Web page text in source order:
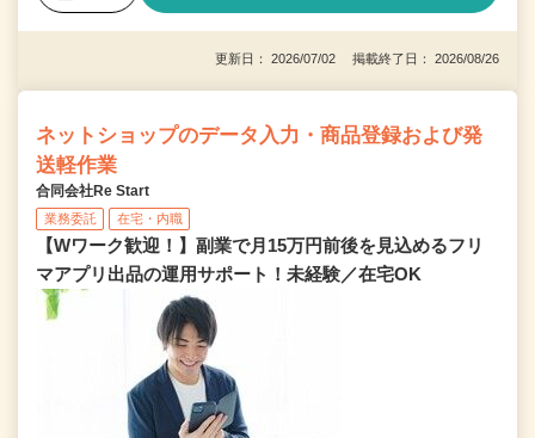
更新日： 2026/07/02 掲載終了日： 2026/08/26
ネットショップのデータ入力・商品登録および発
送軽作業
合同会社Re Start
業務委託 在宅・内職
【Wワーク歓迎！】副業で月15万円前後を見込めるフリ
マアプリ出品の運用サポート！未経験／在宅OK